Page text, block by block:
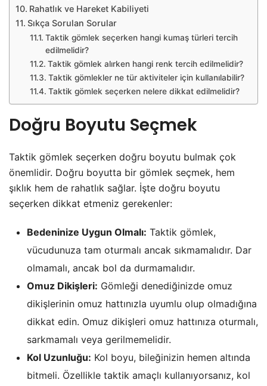
Rahatlık ve Hareket Kabiliyeti
Sıkça Sorulan Sorular
Taktik gömlek seçerken hangi kumaş türleri tercih
edilmelidir?
Taktik gömlek alırken hangi renk tercih edilmelidir?
Taktik gömlekler ne tür aktiviteler için kullanılabilir?
Taktik gömlek seçerken nelere dikkat edilmelidir?
Doğru Boyutu Seçmek
Taktik gömlek seçerken doğru boyutu bulmak çok
önemlidir. Doğru boyutta bir gömlek seçmek, hem
şıklık hem de rahatlık sağlar. İşte doğru boyutu
seçerken dikkat etmeniz gerekenler:
Bedeninize Uygun Olmalı: Taktik gömlek,
vücudunuza tam oturmalı ancak sıkmamalıdır. Dar
olmamalı, ancak bol da durmamalıdır.
Omuz Dikişleri: Gömleği denediğinizde omuz
dikişlerinin omuz hattınızla uyumlu olup olmadığına
dikkat edin. Omuz dikişleri omuz hattınıza oturmalı,
sarkmamalı veya gerilmemelidir.
Kol Uzunluğu: Kol boyu, bileğinizin hemen altında
bitmeli. Özellikle taktik amaçlı kullanıyorsanız, kol